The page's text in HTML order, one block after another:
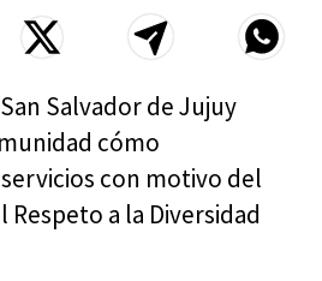
Salvador de Jujuy
cómo
con motivo del
a la Diversidad